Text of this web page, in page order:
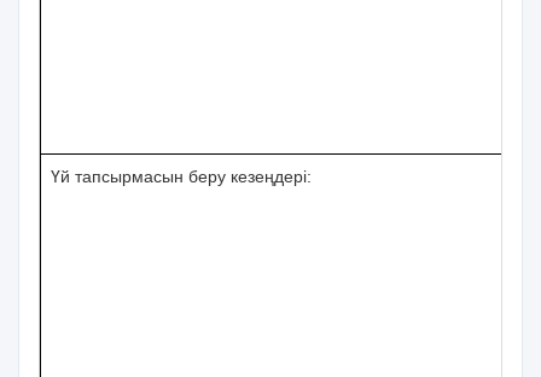
Үй тапсырмасын беру кезеңдері: